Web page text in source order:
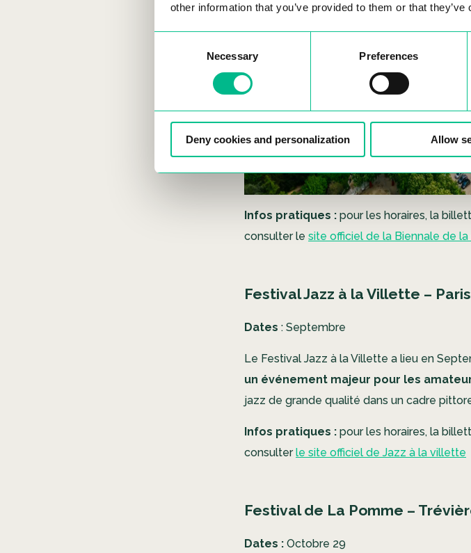
other information that you’ve provided to them or that
Necessary Preferences
Deny cookies and personalization Allow
Infos pratiques : pour les horaires, la
consulter le site officiel de la Biennale de
Festival Jazz à la Villette – Paris
Dates : Septembre
Le Festival Jazz à la Villette a lieu en
un événement majeur pour les
jazz de grande qualité dans un cadre
Infos pratiques : pour les horaires, la
consulterle site officiel de Jazz à la villette
Festival de La Pomme –
Dates : Octobre 29